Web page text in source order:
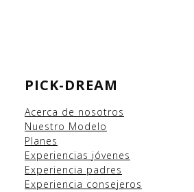
PICK-DREAM
Acerca de nosotros
Nuestro Modelo
Planes
Experiencias jóvenes
Experiencia padres
Experiencia consejeros